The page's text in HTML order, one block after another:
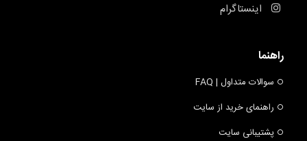
اینستاگرام
راهنما
سوالات متداول | FAQ
راهنمای خرید از سایت
پشتیبانی سایت